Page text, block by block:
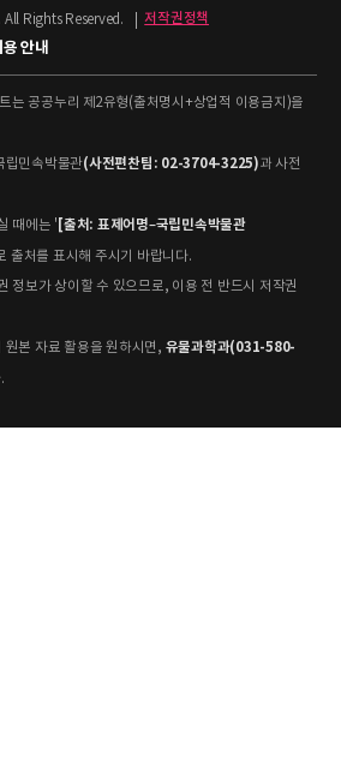
Rights Reserved.
저작권정책
안내
는 공공누리 제2유형(출처명시+상업적 이용금지)을
립민속박물관(사전편찬팀: 02-3704-3225)과 사전
때에는 '[출처: 표제어명–국립민속박물관
출처를 표시해 주시기 바랍니다.
정보가 상이할 수 있으므로, 이용 전 반드시 저작권
원본 자료 활용을 원하시면, 유물과학과(031-580-